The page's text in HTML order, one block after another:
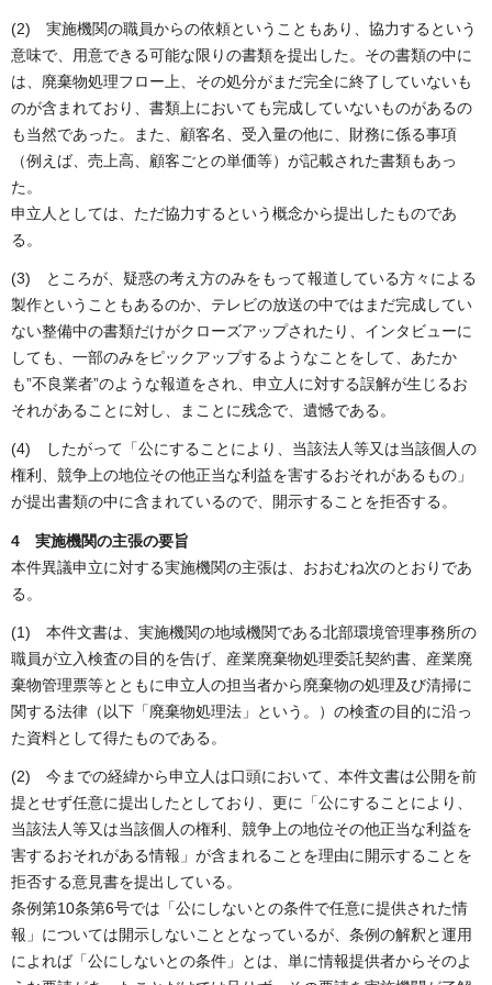
(2) 実施機関の職員からの依頼ということもあり、協力するという
意味で、用意できる可能な限りの書類を提出した。その書類の中に
は、廃棄物処理フロー上、その処分がまだ完全に終了していないも
のが含まれており、書類上においても完成していないものがあるの
も当然であった。また、顧客名、受入量の他に、財務に係る事項
（例えば、売上高、顧客ごとの単価等）が記載された書類もあっ
た。
申立人としては、ただ協力するという概念から提出したものであ
る。
(3) ところが、疑惑の考え方のみをもって報道している方々による
製作ということもあるのか、テレビの放送の中ではまだ完成してい
ない整備中の書類だけがクローズアップされたり、インタビューに
しても、一部のみをピックアップするようなことをして、あたか
も”不良業者”のような報道をされ、申立人に対する誤解が生じるお
それがあることに対し、まことに残念で、遺憾である。
(4) したがって「公にすることにより、当該法人等又は当該個人の
権利、競争上の地位その他正当な利益を害するおそれがあるもの」
が提出書類の中に含まれているので、開示することを拒否する。
4 実施機関の主張の要旨
本件異議申立に対する実施機関の主張は、おおむね次のとおりであ
る。
(1) 本件文書は、実施機関の地域機関である北部環境管理事務所の
職員が立入検査の目的を告げ、産業廃棄物処理委託契約書、産業廃
棄物管理票等とともに申立人の担当者から廃棄物の処理及び清掃に
関する法律（以下「廃棄物処理法」という。）の検査の目的に沿っ
た資料として得たものである。
(2) 今までの経緯から申立人は口頭において、本件文書は公開を前
提とせず任意に提出したとしており、更に「公にすることにより、
当該法人等又は当該個人の権利、競争上の地位その他正当な利益を
害するおそれがある情報」が含まれることを理由に開示することを
拒否する意見書を提出している。
条例第10条第6号では「公にしないとの条件で任意に提供された情
報」については開示しないこととなっているが、条例の解釈と運用
によれば「公にしないとの条件」とは、単に情報提供者からそのよ